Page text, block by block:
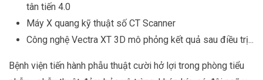
tân tiến 4.0
Máy X quang kỹ thuật số CT Scanner
Công nghệ Vectra XT 3D mô phỏng kết quả sau điều trị...
Bệnh viện tiến hành phẫu thuật cười hở lợi trong phòng tiểu